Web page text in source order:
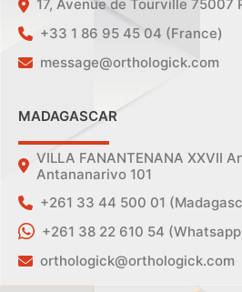
17, Avenue de Tourville 75007
+33 1 86 95 45 04 (France)
message@orthologick.com
MADAGASCAR
VILLA FANANTENANA XXVII
Antananarivo 101
+261 33 44 500 01
+261 38 22 610 54
orthologick@orthologick.com